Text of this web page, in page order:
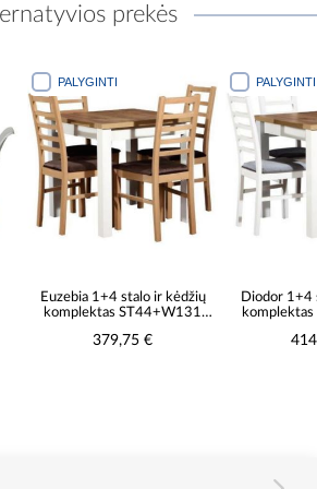
prekės
PALYGINTI
Diodor 1+4 stalo ir kėdžių
komplektas ST44+W131
414,75 €
Fabia